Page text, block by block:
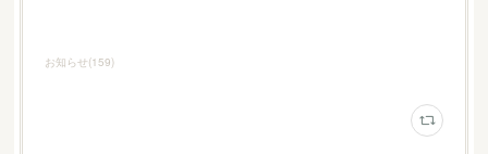
お知らせ(159)